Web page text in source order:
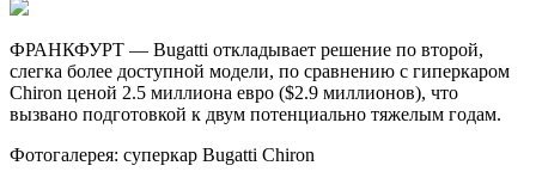
ФРАНКФУРТ — Bugatti откладывает решение по второй,
слегка более доступной модели, по сравнению с гиперкаром
Chiron ценой 2.5 миллиона евро ($2.9 миллионов), что
вызвано подготовкой к двум потенциально тяжелым годам.
Фотогалерея: суперкар Bugatti Chiron